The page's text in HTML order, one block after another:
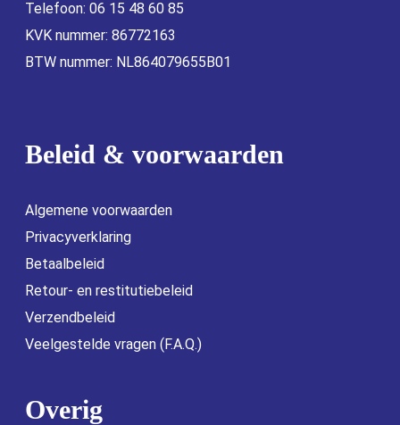
Telefoon: 06 15 48 60 85
KVK nummer: 86772163
BTW nummer: NL864079655B01
Beleid & voorwaarden
Algemene voorwaarden
Privacyverklaring
Betaalbeleid
Retour- en restitutiebeleid
Verzendbeleid
Veelgestelde vragen (F.A.Q.)
Overig